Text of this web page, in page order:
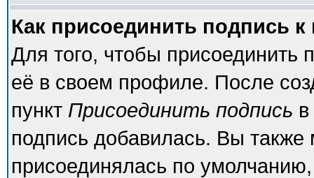
Как присоединить подпись
Для того, чтобы присоединить
её в своем профиле. После
пункт Присоединить подпись
подпись добавилась. Вы
присоединялась по